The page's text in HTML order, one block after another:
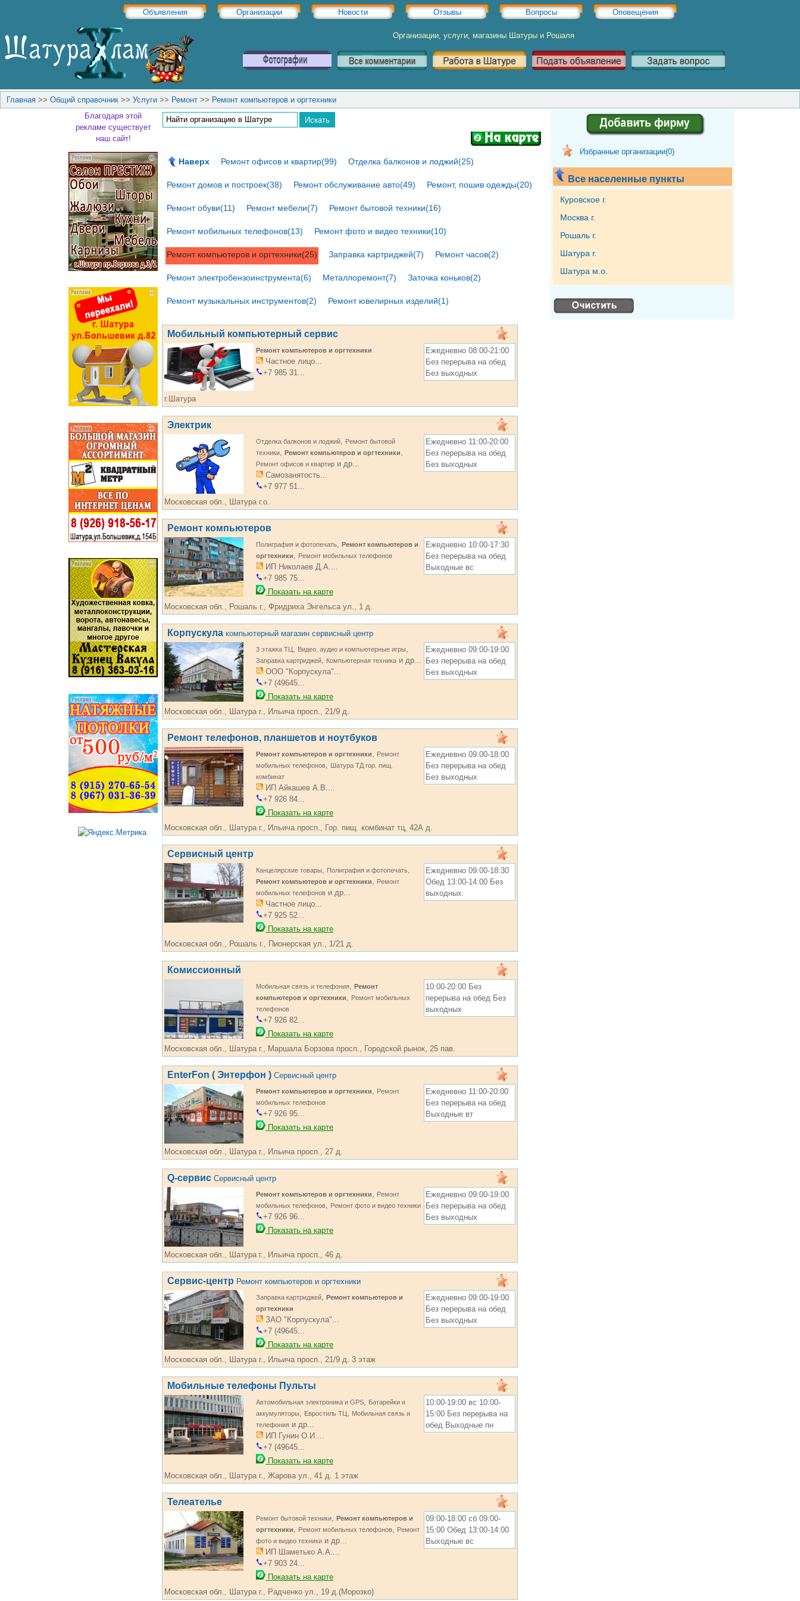
Объявления Организации Новости Отзывы Вопросы Оповещения
Организации, услуги, магазины Шатуры и Рошаля
Главная >> Общий справочник >> Услуги >> Ремонт >> Ремонт компьютеров и оргтехники
Благодаря этой
рекламе существует
наш сайт!
Наверх Ремонт офисов и квартир(99) Отделка балконов и лоджий(25)
Ремонт домов и построек(38) Ремонт обслуживание авто(49) Ремонт, пошив одежды(20)
Ремонт обуви(11) Ремонт мебели(7) Ремонт бытовой техники(16)
Ремонт мобильных телефонов(13) Ремонт фото и видео техники(10)
Ремонт компьютеров и оргтехники(25) Заправка картриджей(7) Ремонт часов(2)
Ремонт электробензоинструмента(6) Металлоремонт(7) Заточка коньков(2)
Ремонт музыкальных инструментов(2) Ремонт ювелирных изделий(1)
Мобильный компьютерный сервис
Ремонт компьютеров и оргтехники
Частное лицо...
+7 985 31...
Ежедневно 08:00-21:00
Без перерыва на обед
Без выходных
г.Шатура
Электрик
Отделка балконов и лоджий, Ремонт бытовой
техники, Ремонт компьютеров и оргтехники,
Ремонт офисов и квартир и др...
Самозанятость...
+7 977 51...
Ежедневно 11:00-20:00
Без перерыва на обед
Без выходных
Московская обл., Шатура г.о.
Ремонт компьютеров
Полиграфия и фотопечать, Ремонт компьютеров и
оргтехники, Ремонт мобильных телефонов
ИП Николаев Д.А....
+7 985 75...
Показать на карте
Ежедневно 10:00-17:30
Без перерыва на обед
Выходные вс
Московская обл., Рошаль г., Фридриха Энгельса ул., 1 д.
Корпускула компьютерный магазин сервисный центр
3 этажка ТЦ, Видео, аудио и компьютерные игры,
Заправка картриджей, Компьютерная техника и др...
ООО "Корпускула"...
+7 (49645...
Показать на карте
Ежедневно 09:00-19:00
Без перерыва на обед
Без выходных
Московская обл., Шатура г., Ильича просп., 21/9 д.
Ремонт телефонов, планшетов и ноутбуков
Ремонт компьютеров и оргтехники, Ремонт
мобильных телефонов, Шатура ТД гор. пищ.
комбинат
ИП Айкашев А.В....
+7 926 84...
Показать на карте
Ежедневно 09:00-18:00
Без перерыва на обед
Без выходных
Московская обл., Шатура г., Ильича просп., Гор. пищ. комбинат тц, 42А д.
Сервисный центр
Канцелярские товары, Полиграфия и фотопечать,
Ремонт компьютеров и оргтехники, Ремонт
мобильных телефонов и др...
Частное лицо...
+7 925 52...
Показать на карте
Ежедневно 09:00-18:30
Обед 13:00-14:00 Без
выходных
Московская обл., Рошаль г., Пионерская ул., 1/21 д.
Комиссионный
Мобильная связь и телефония, Ремонт
компьютеров и оргтехники, Ремонт мобильных
телефонов
+7 926 82...
Показать на карте
10:00-20:00 Без
перерыва на обед Без
выходных
Московская обл., Шатура г., Маршала Борзова просп., Городской рынок, 25 пав.
EnterFon ( Энтерфон ) Сервисный центр
Ремонт компьютеров и оргтехники, Ремонт
мобильных телефонов
+7 926 95...
Показать на карте
Ежедневно 11:00-20:00
Без перерыва на обед
Выходные вт
Московская обл., Шатура г., Ильича просп., 27 д.
Q-сервис Сервисный центр
Ремонт компьютеров и оргтехники, Ремонт
мобильных телефонов, Ремонт фото и видео техники
+7 926 96...
Показать на карте
Ежедневно 09:00-19:00
Без перерыва на обед
Без выходных
Московская обл., Шатура г., Ильича просп., 46 д.
Сервис-центр Ремонт компьютеров и оргтехники
Заправка картриджей, Ремонт компьютеров и
оргтехники
ЗАО "Корпускула"...
+7 (49645...
Показать на карте
Ежедневно 09:00-19:00
Без перерыва на обед
Без выходных
Московская обл., Шатура г., Ильича просп., 21/9 д. 3 этаж
Мобильные телефоны Пульты
Автомобильная электроника и GPS, Батарейки и
аккумуляторы, Евростиль ТЦ, Мобильная связь и
телефония и др...
ИП Гунин О.И....
+7 (49645...
Показать на карте
10:00-19:00 вс 10:00-
15:00 Без перерыва на
обед Выходные пн
Московская обл., Шатура г., Жарова ул., 41 д. 1 этаж
Телеателье
Ремонт бытовой техники, Ремонт компьютеров и
оргтехники, Ремонт мобильных телефонов, Ремонт
фото и видео техники и др...
ИП Шаметько А.А....
+7 903 24...
Показать на карте
09:00-18:00 сб 09:00-
15:00 Обед 13:00-14:00
Выходные вс
Московская обл., Шатура г., Радченко ул., 19 д.(Морозко)
Избранные организации(0)
Все населенные пункты
Куровское г.
Москва г.
Рошаль г.
Шатура г.
Шатура м.о.